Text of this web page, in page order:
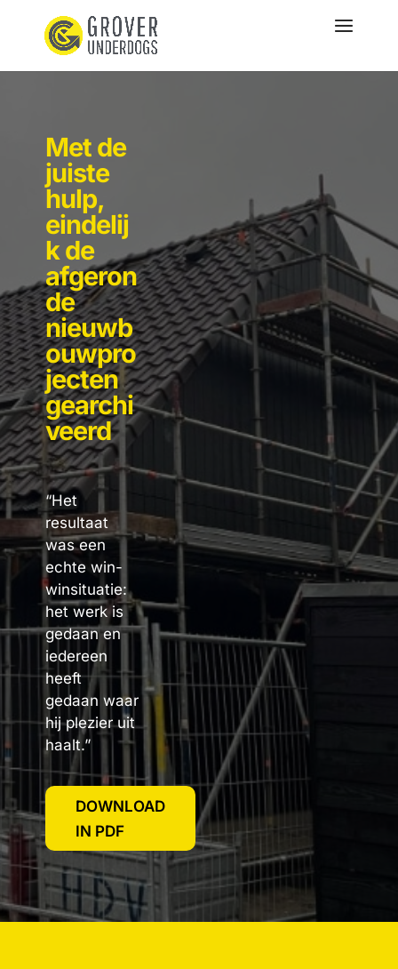
Met de
juiste
hulp,
eindelij
k de
afgeron
de
nieuwb
ouwpro
jecten
gearchi
veerd
“Het
resultaat
was een
echte win-
winsituatie:
het werk is
gedaan en
iedereen
heeft
gedaan waar
hij plezier uit
haalt.”
DOWNLOAD
IN PDF